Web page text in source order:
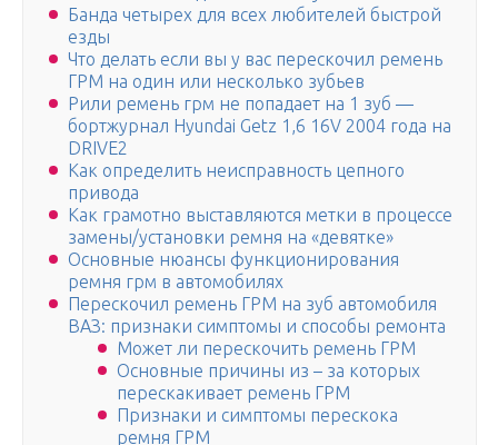
Банда четырех для всех любителей быстрой
езды
Что делать если вы у вас перескочил ремень
ГРМ на один или несколько зубьев
Рили ремень грм не попадает на 1 зуб —
бортжурнал Hyundai Getz 1,6 16V 2004 года на
DRIVE2
Как определить неисправность цепного
привода
Как грамотно выставляются метки в процессе
замены/установки ремня на «девятке»
Основные нюансы функционирования
ремня грм в автомобилях
Перескочил ремень ГРМ на зуб автомобиля
ВАЗ: признаки симптомы и способы ремонта
Может ли перескочить ремень ГРМ
Основные причины из – за которых
перескакивает ремень ГРМ
Признаки и симптомы перескока
ремня ГРМ